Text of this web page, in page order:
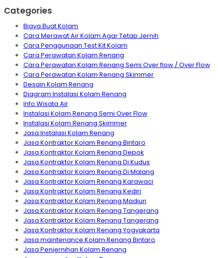
Categories
Biaya Buat Kolam
Cara Merawat Air Kolam Agar Tetap Jernih
Cara Penggunaan Test Kit Kolam
Cara Perawatan Kolam Renang
Cara Perawatan Kolam Renang Semi Over flow / Over Flow
Cara Perawatan Kolam Renang Skimmer
Desain Kolam Renang
Diagram Instalasi Kolam Renang
Info Wisata Air
Instalasi Kolam Renang Semi Over Flow
Instalasi Kolam Renang Skimmer
Jasa Instalasi Kolam Renang
Jasa Kontraktor Kolam Renang Bintaro
Jasa Kontraktor Kolam Renang Depok
Jasa Kontraktor Kolam Renang Di Kudus
Jasa Kontraktor Kolam Renang Di Malang
Jasa Kontraktor Kolam Renang Karawaci
Jasa Kontraktor Kolam Renang Kediri
Jasa Kontraktor Kolam Renang Madiun
Jasa Kontraktor Kolam Renang Tangerang
Jasa Kontraktor Kolam Renang Tangerang
Jasa Kontraktor Kolam Renang Yogyakarta
Jasa maintenance Kolam Renang Bintaro
Jasa Penjernihan Kolam Renang